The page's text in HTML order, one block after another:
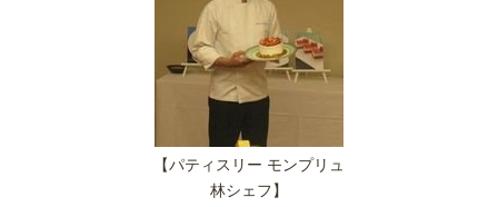
【パティスリー モンプリュ
林シェフ】